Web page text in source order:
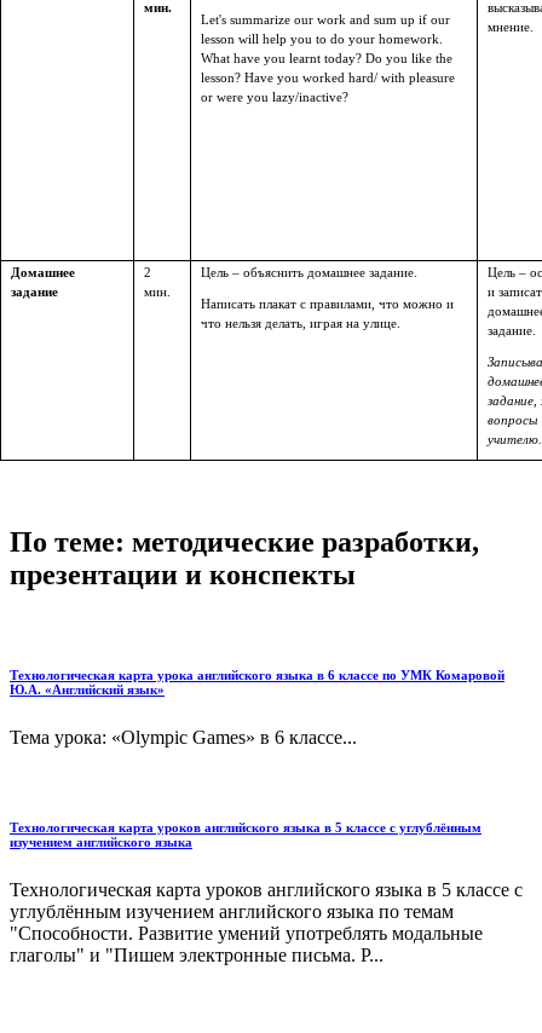
мин.
Let's summarize our work and sum up if our
lesson will help you to do your homework.
What have you learnt today? Do you like the
lesson? Have you worked hard/ with pleasure
or were you lazy/inactive?
мнение.
Домашнее
задание
2
мин.
Цель – объяснить домашнее задание.
Написать плакат с правилами, что можно и
что нельзя делать, играя на улице.
Цель –
и
задание.
вопросы
учителю.
По теме: методические разработки,
презентации и конспекты
Технологическая карта урока английского языка в 6 классе по УМК Комаровой
Ю.А. «Английский язык»
Тема урока: «Olympic Games» в 6 классе...
Технологическая карта уроков английского языка в 5 классе с углублённым
изучением английского языка
Технологическая карта уроков английского языка в 5 классе с
углублённым изучением английского языка по темам
"Способности. Развитие умений употреблять модальные
глаголы" и "Пишем электронные письма. Р...